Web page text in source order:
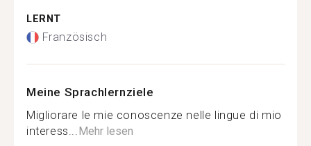
LERNT
Französisch
Meine Sprachlernziele
Migliorare le mie conoscenze nelle lingue di mio
interess...Mehr lesen